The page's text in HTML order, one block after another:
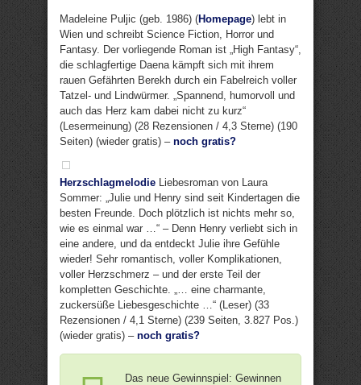
Madeleine Puljic (geb. 1986) (Homepage) lebt in
Wien und schreibt Science Fiction, Horror und
Fantasy. Der vorliegende Roman ist „High Fantasy“,
die schlagfertige Daena kämpft sich mit ihrem
rauen Gefährten Berekh durch ein Fabelreich voller
Tatzel- und Lindwürmer. „Spannend, humorvoll und
auch das Herz kam dabei nicht zu kurz“
(Lesermeinung) (28 Rezensionen / 4,3 Sterne) (190
Seiten) (wieder gratis) – noch gratis?
Herzschlagmelodie Liebesroman von Laura
Sommer: „Julie und Henry sind seit Kindertagen die
besten Freunde. Doch plötzlich ist nichts mehr so,
wie es einmal war …“ – Denn Henry verliebt sich in
eine andere, und da entdeckt Julie ihre Gefühle
wieder! Sehr romantisch, voller Komplikationen,
voller Herzschmerz – und der erste Teil der
kompletten Geschichte. „… eine charmante,
zuckersüße Liebesgeschichte …“ (Leser) (33
Rezensionen / 4,1 Sterne) (239 Seiten, 3.827 Pos.)
(wieder gratis) – noch gratis?
Das neue Gewinnspiel: Gewinnen